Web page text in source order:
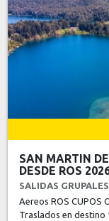
SAN MARTIN
DESDE ROS
SALIDAS
Aereos ROS CUPOS
Traslados en destino